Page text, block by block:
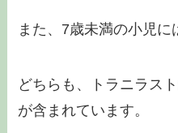
また、7歳未満の小児に
どちらも、トラニラス
が含まれています。